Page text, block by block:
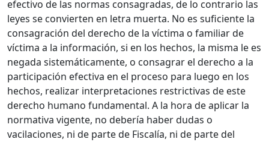
efectivo de las normas consagradas, de lo contrario las
leyes se convierten en letra muerta. No es suficiente la
consagración del derecho de la víctima o familiar de
víctima a la información, si en los hechos, la misma le es
negada sistemáticamente, o consagrar el derecho a la
participación efectiva en el proceso para luego en los
hechos, realizar interpretaciones restrictivas de este
derecho humano fundamental. A la hora de aplicar la
normativa vigente, no debería haber dudas o
vacilaciones, ni de parte de Fiscalía, ni de parte del